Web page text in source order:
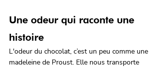
Une odeur qui raconte une
histoire
L'odeur du chocolat, c’est un peu comme une
madeleine de Proust. Elle nous transporte